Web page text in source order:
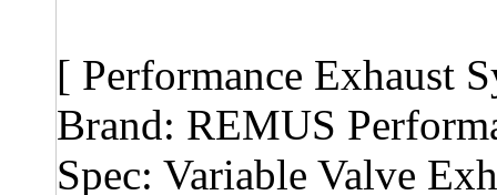
[ Performance Exhaust
Brand: REMUS
Spec: Variable Valve